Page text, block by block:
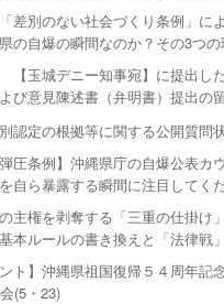
差別のない社会づくり条例」に
の自爆の瞬間なのか？その3つの
【玉城デニー知事宛】に提出し
び意見陳述書（弁明書）提出の
認定の根拠等に関する公開質問
圧条例】沖縄県庁の自爆公表カ
自ら暴露する瞬間に注目してく
主権を剥奪する「三重の仕掛け
本ルールの書き換えと「法律
ト】沖縄県祖国復帰５４周年記
(5・23)